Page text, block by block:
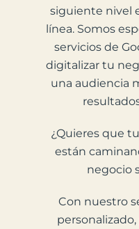
siguiente nivel
línea. Somos
servicios de
digitalizar tu
una audiencia
¿Quieres que
están
negocio
Con nuestro